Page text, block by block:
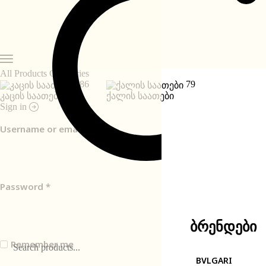
All Products Categories
186
კაცის საათები
79
ქალის საათები
Sign in
Username or email
Password *
Remember me
ბრენდები
BVLGARI